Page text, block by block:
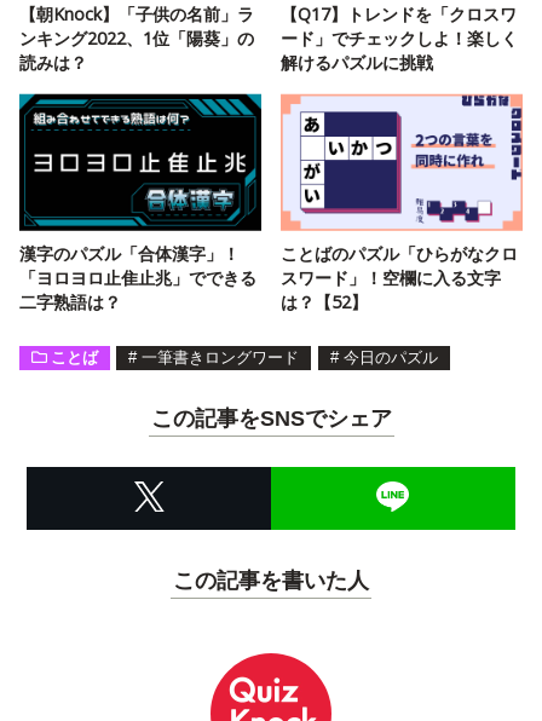
【朝Knock】「子供の名前」ラ
ンキング2022、1位「陽葵」の
読みは？
【Q17】トレンドを「クロスワ
ード」でチェックしよ！楽しく
解けるパズルに挑戦
漢字のパズル「合体漢字」！
「ヨロヨロ止隹止兆」でできる
二字熟語は？
ことばのパズル「ひらがなクロ
スワード」！空欄に入る文字
は？【52】
ことば # 一筆書きロングワード # 今日のパズル
この記事をSNSでシェア
この記事を書いた人